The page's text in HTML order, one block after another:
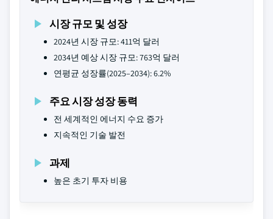
시장 규모 및 성장
2024년 시장 규모: 411억 달러
2034년 예상 시장 규모: 763억 달러
연평균 성장률(2025–2034): 6.2%
주요 시장 성장 동력
전 세계적인 에너지 수요 증가
지속적인 기술 발전
과제
높은 초기 투자 비용